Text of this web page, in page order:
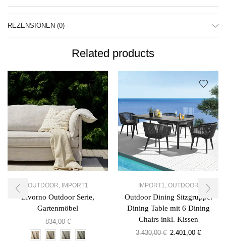
REZENSIONEN (0)
Related products
OUTDOOR, IMPORT1
Livorno Outdoor Serie,
Gartenmöbel
834,00 €
IMPORT1, OUTDOOR
Outdoor Dining Sitzgruppe:
Dining Table mit 6 Dining
Chairs inkl. Kissen
3.430,00€ 2.401,00 €